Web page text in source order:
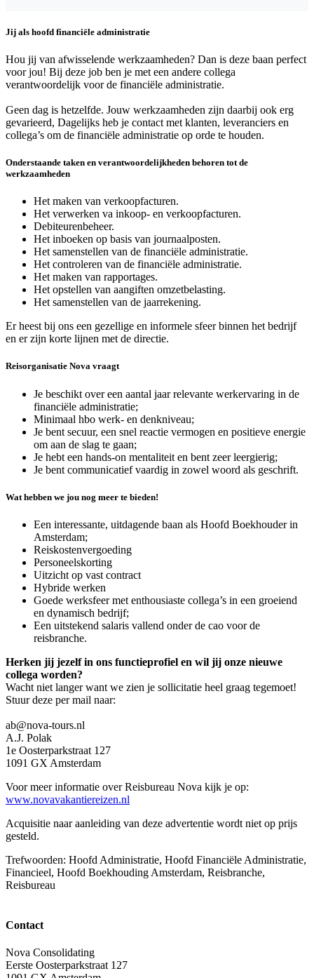
Jij als hoofd financiële administratie
Hou jij van afwisselende werkzaamheden? Dan is deze baan perfect
voor jou! Bij deze job ben je met een andere collega
verantwoordelijk voor de financiële administratie.
Geen dag is hetzelfde. Jouw werkzaamheden zijn daarbij ook erg
gevarieerd, Dagelijks heb je contact met klanten, leveranciers en
collega’s om de financiële administratie op orde te houden.
Onderstaande taken en verantwoordelijkheden behoren tot de
werkzaamheden
Het maken van verkoopfacturen.
Het verwerken va inkoop- en verkoopfacturen.
Debiteurenbeheer.
Het inboeken op basis van journaalposten.
Het samenstellen van de financiële administratie.
Het controleren van de financiële administratie.
Het maken van rapportages.
Het opstellen van aangiften omzetbelasting.
Het samenstellen van de jaarrekening.
Er heest bij ons een gezellige en informele sfeer binnen het bedrijf
en er zijn korte lijnen met de directie.
Reisorganisatie Nova vraagt
Je beschikt over een aantal jaar relevante werkervaring in de
financiële administratie;
Minimaal hbo werk- en denkniveau;
Je bent secuur, een snel reactie vermogen en positieve energie
om aan de slag te gaan;
Je hebt een hands-on mentaliteit en bent zeer leergierig;
Je bent communicatief vaardig in zowel woord als geschrift.
Wat hebben we jou nog meer te bieden!
Een interessante, uitdagende baan als Hoofd Boekhouder in
Amsterdam;
Reiskostenvergoeding
Personeelskorting
Uitzicht op vast contract
Hybride werken
Goede werksfeer met enthousiaste collega’s in een groeiend
en dynamisch bedrijf;
Een uitstekend salaris vallend onder de cao voor de
reisbranche.
Herken jij jezelf in ons functieprofiel en wil jij onze nieuwe
collega worden?
Wacht niet langer want we zien je sollicitatie heel graag tegemoet!
Stuur deze per mail naar:
ab@nova-tours.nl
A.J. Polak
1e Oosterparkstraat 127
1091 GX Amsterdam
Voor meer informatie over Reisbureau Nova kijk je op:
www.novavakantiereizen.nl
Acquisitie naar aanleiding van deze advertentie wordt niet op prijs
gesteld.
Trefwoorden: Hoofd Administratie, Hoofd Financiële Administratie,
Financieel, Hoofd Boekhouding Amsterdam, Reisbranche,
Reisbureau
Contact
Nova Consolidating
Eerste Oosterparkstraat 127